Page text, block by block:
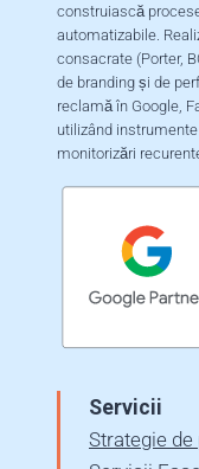
construiască
automatizabile.
consacrate (Porter,
de branding și de
reclamă în Google,
utilizând
monitorizări
Servicii
Strategie